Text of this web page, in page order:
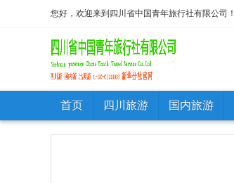
您好，欢迎来到四川省中国青年旅行社有限公司！
首页 四川旅游 国内旅游